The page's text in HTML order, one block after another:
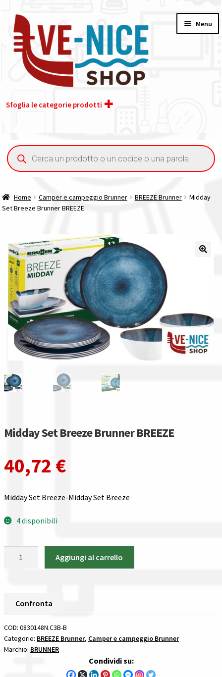
alla
navigazione
contenuto
Menu
Sfoglia le categorie prodotti
Acquisto iva 4% (agevolata)
Contatti
Il nostro gruppo acquisti
La nostra azienda
Condizioni generali
Acquisti in rete pubblica amministrazione
Assicurazione integrativa Garanzia3
Guida all’utilizzo del sito
Pagamenti
Privacy policy
Confronta
I nostri negozi
Riepilogo ordine
Ricerca
prodotti
Home Camper e campeggio Brunner BREEZE Brunner
Midday
Set Breeze Brunner BREEZE
Midday Set Breeze Brunner BREEZE
40,72 €
Midday Set Breeze-Midday Set Breeze
4 disponibili
BREEZE
Aggiungi al carrello
Confronta
COD: 0830148N.C3B-B
Categorie: BREEZE Brunner, Camper e campeggio Brunner
Marchio: BRUNNER
Condividi su: